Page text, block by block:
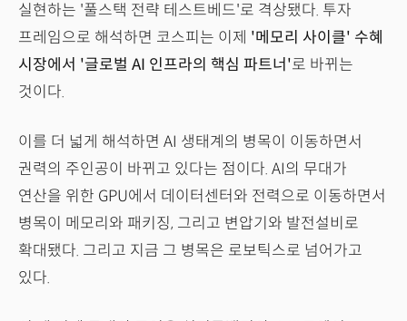
실현하는 '풀스택 전략 테스트베드'로 격상됐다. 투자
프레임으로 해석하면 코스피는 이제 '메모리 사이클' 수혜
시장에서 '글로벌 AI 인프라의 핵심 파트너'로 바뀌는
것이다.
이를 더 넓게 해석하면 AI 생태계의 병목이 이동하면서
권력의 주인공이 바뀌고 있다는 점이다. AI의 무대가
연산을 위한 GPU에서 데이터센터와 전력으로 이동하면서
병목이 메모리와 패키징, 그리고 변압기와 발전설비로
확대됐다. 그리고 지금 그 병목은 로보틱스로 넘어가고
있다.